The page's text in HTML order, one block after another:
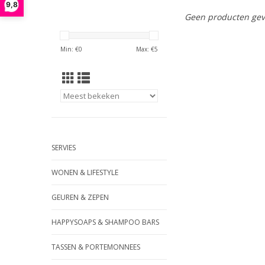
9,8
Min: €0 Max: €5
SERVIES
WONEN & LIFESTYLE
GEUREN & ZEPEN
HAPPYSOAPS & SHAMPOO BARS
TASSEN & PORTEMONNEES
Geen producten